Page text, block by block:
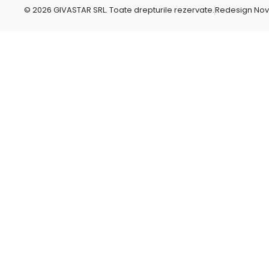
r
© 2026 GIVASTAR SRL. Toate drepturile rezervate.Redesign